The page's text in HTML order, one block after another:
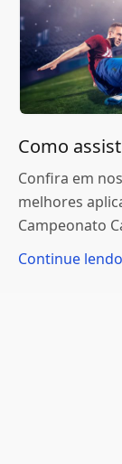
Como
Confira em
melhores
Campeonato
Continue lendo